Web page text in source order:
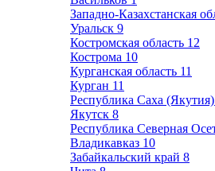
Западно-Казахстанская
Уральск 9
Костромская область 12
Кострома 10
Курганская область 11
Курган 11
Республика Саха (Якутия)
Якутск 8
Республика Северная
Владикавказ 10
Забайкальский край 8